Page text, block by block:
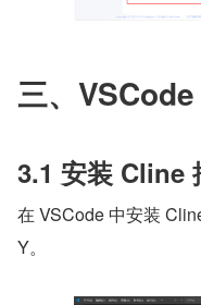
三、
3.1 安装 Cline
在 VSCode 中安装
Y。